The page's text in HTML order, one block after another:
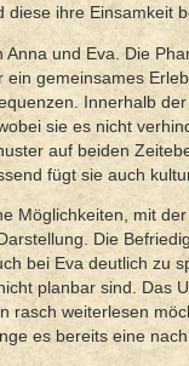
ihre Einsamkeit
und Eva. Die
gemeinsames
Innerhalb
sie es nicht
auf beiden
fügt sie auch
Möglichkeiten, mit
Die
bei Eva deutlich zu
planbar sind.
rasch weiterlesen
es bereits eine